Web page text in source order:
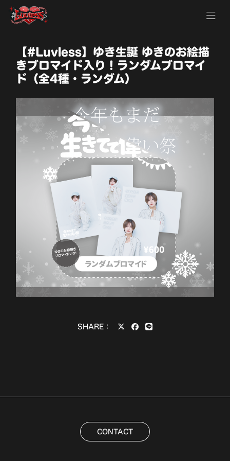
【#Luvless】ゆき生誕 ゆきのお絵描
きブロマイド入り！ランダムブロマイ
ド（全4種・ランダム）
SHARE：
CONTACT